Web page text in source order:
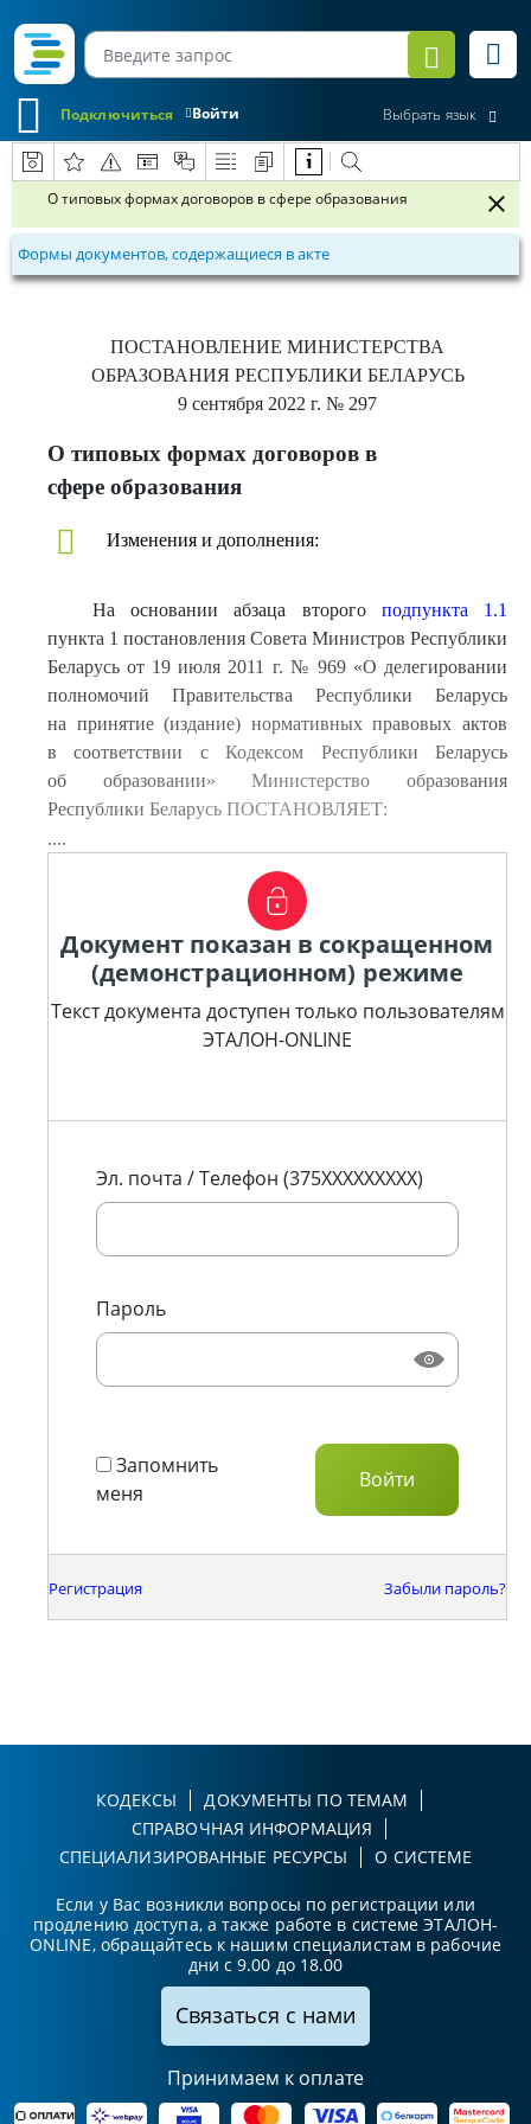
Войти
Подключиться Выбрать язык
О типовых формах договоров в сфере образования
Формы документов, содержащиеся в акте
ПОСТАНОВЛЕНИЕ МИНИСТЕРСТВА
ОБРАЗОВАНИЯ РЕСПУБЛИКИ БЕЛАРУСЬ
9 сентября 2022 г. № 297
О типовых формах договоров в
сфере образования
Изменения и дополнения:
На основании абзаца второго подпункта 1.1
пункта 1 постановления Совета Министров Республики
Беларусь от 19 июля 2011 г. № 969 «О делегировании
полномочий Правительства Республики Беларусь
на принятие (издание) нормативных правовых актов
в соответствии с Кодексом Республики Беларусь
об образовании» Министерство образования
Республики Беларусь ПОСТАНОВЛЯЕТ:
....
Документ показан в сокращенном
(демонстрационном) режиме
Текст документа доступен только пользователям
ЭТАЛОН-ONLINE
Эл. почта / Телефон (375XXXXXXXXX)
Пароль
Запомнить
меня
Регистрация Забыли пароль?
КОДЕКСЫ
ДОКУМЕНТЫ ПО ТЕМАМ
СПРАВОЧНАЯ ИНФОРМАЦИЯ
СПЕЦИАЛИЗИРОВАННЫЕ РЕСУРСЫ
О СИСТЕМЕ
Если у Вас возникли вопросы по регистрации или
продлению доступа, а также работе в системе ЭТАЛОН-
ONLINE, обращайтесь к нашим специалистам в рабочие
дни с 9.00 до 18.00
Связаться с нами
Принимаем к оплате